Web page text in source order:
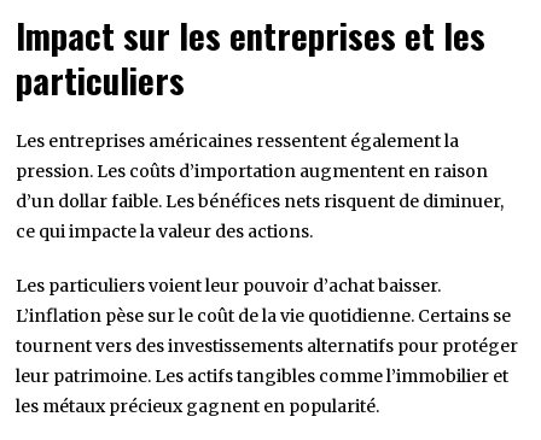
Impact sur les entreprises et les
particuliers
Les entreprises américaines ressentent également la
pression. Les coûts d’importation augmentent en raison
d’un dollar faible. Les bénéfices nets risquent de diminuer,
ce qui impacte la valeur des actions.
Les particuliers voient leur pouvoir d’achat baisser.
L’inflation pèse sur le coût de la vie quotidienne. Certains se
tournent vers des investissements alternatifs pour protéger
leur patrimoine. Les actifs tangibles comme l’immobilier et
les métaux précieux gagnent en popularité.